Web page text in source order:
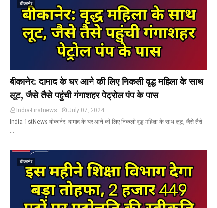
बीकानेर
बीकानेर: दामाद के घर आने की लिए निकली वृद्ध महिला के साथ
लूट, जैसे तैसे पहुंची गंगाशहर पेट्रोल पंप के पास
India-Firstnews
July 07, 2024
India-1stNews बीकानेर: दामाद के घर आने की लिए निकली वृद्ध महिला के साथ लूट, जैसे तैसे
…
बीकानेर